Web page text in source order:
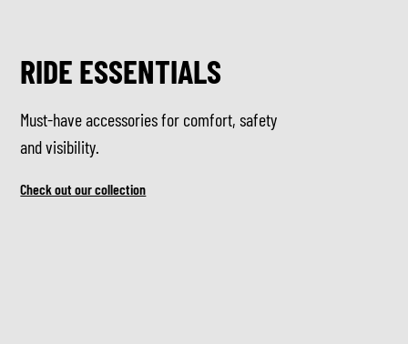
RIDE ESSENTIALS
Must-have accessories for comfort, safety
and visibility.
Check out our collection